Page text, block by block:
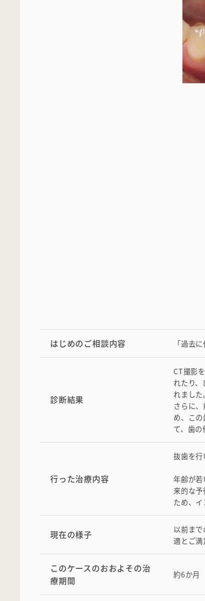
はじめのご相談内容 「過去
診断結果
CT撮影
れたり
れました。
さらに
め、こ
て、歯
行った治療内容
抜歯を行
年齢が
来的な
ため、イ
現在の様子
以前ま
適とご満
このケースのおおよその治
療期間
約6か月